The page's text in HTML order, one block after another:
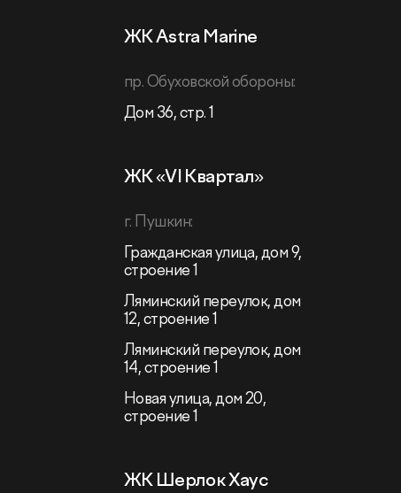
ЖК Astra Marine
пр. Обуховской обороны:
Дом 36, стр. 1
ЖК «VI Квартал»
г. Пушкин:
Гражданская улица, дом 9,
строение 1
Ляминский переулок, дом
12, строение 1
Ляминский переулок, дом
14, строение 1
Новая улица, дом 20,
строение 1
ЖК Шерлок Хаус